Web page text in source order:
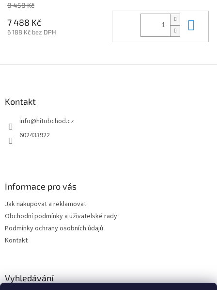
8 458 Kč
7 488 Kč
6 188 Kč bez DPH
Kontakt
info@hitobchod.cz
602433922
Informace pro vás
Jak nakupovat a reklamovat
Obchodní podmínky a uživatelské rady
Podmínky ochrany osobních údajů
Kontakt
Vyhledávání